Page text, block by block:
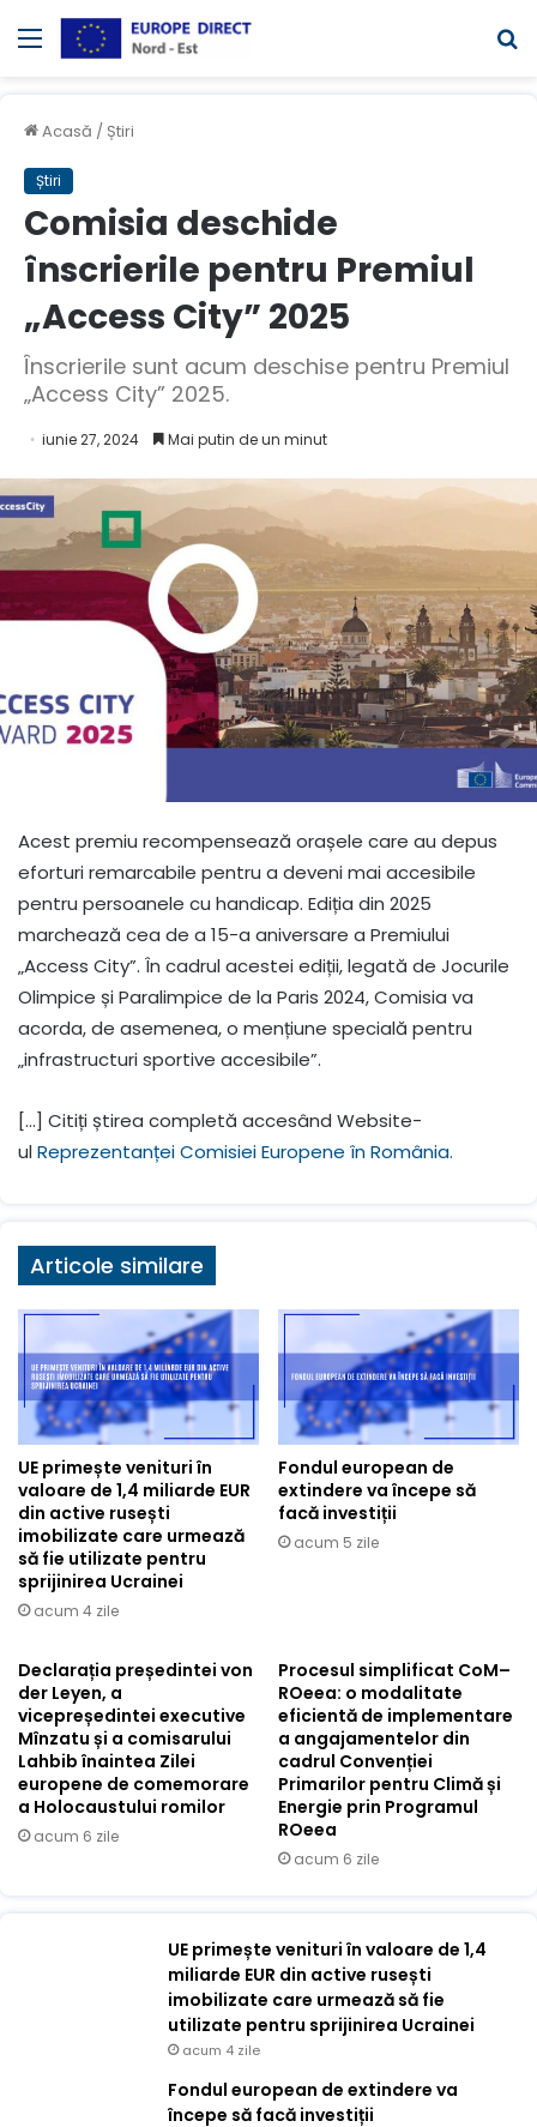
Meniul
Acasă / Știri
Știri
Comisia deschide
înscrierile pentru Premiul
„Access City” 2025
Înscrierile sunt acum deschise pentru Premiul
„Access City” 2025.
iunie 27, 2024 Mai putin de un minut
Acest premiu recompensează orașele care au depus
eforturi remarcabile pentru a deveni mai accesibile
pentru persoanele cu handicap. Ediția din 2025
marchează cea de a 15-a aniversare a Premiului
„Access City”. În cadrul acestei ediții, legată de Jocurile
Olimpice și Paralimpice de la Paris 2024, Comisia va
acorda, de asemenea, o mențiune specială pentru
„infrastructuri sportive accesibile”.
[…] Citiți știrea completă accesând Website-
ulReprezentanței Comisiei Europene în România.
Articole similare
UE primește venituri în
valoare de 1,4 miliarde EUR
din active rusești
imobilizate care urmează
să fie utilizate pentru
sprijinirea Ucrainei
acum 4 zile
Fondul european de
extindere va începe să
facă investiții
acum 5 zile
Declarația președintei von
der Leyen, a
vicepreședintei executive
Mînzatu și a comisarului
Lahbib înaintea Zilei
europene de comemorare
a Holocaustului romilor
acum 6 zile
Procesul simplificat CoM–
ROeea: o modalitate
eficientă de implementare
a angajamentelor din
cadrul Convenției
Primarilor pentru Climă și
Energie prin Programul
ROeea
acum 6 zile
UE primește venituri în valoare de 1,4
miliarde EUR din active rusești
imobilizate care urmează să fie
utilizate pentru sprijinirea Ucrainei
acum 4 zile
Fondul european de extindere va
începe să facă investiții